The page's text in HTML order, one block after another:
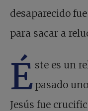
desaparecido
para sacar a
É ste es un
pasado
Jesús fue